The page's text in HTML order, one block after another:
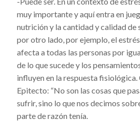
muy importante y aquí entra en
nutrición y la cantidad y calidad de
por otro lado, por ejemplo, el
afecta a todas las personas por
de lo que sucede y los
influyen en la respuesta fisiológica.
Epitecto: “No son las cosas que
sufrir, sino lo que nos decimos
parte de razón tenía.